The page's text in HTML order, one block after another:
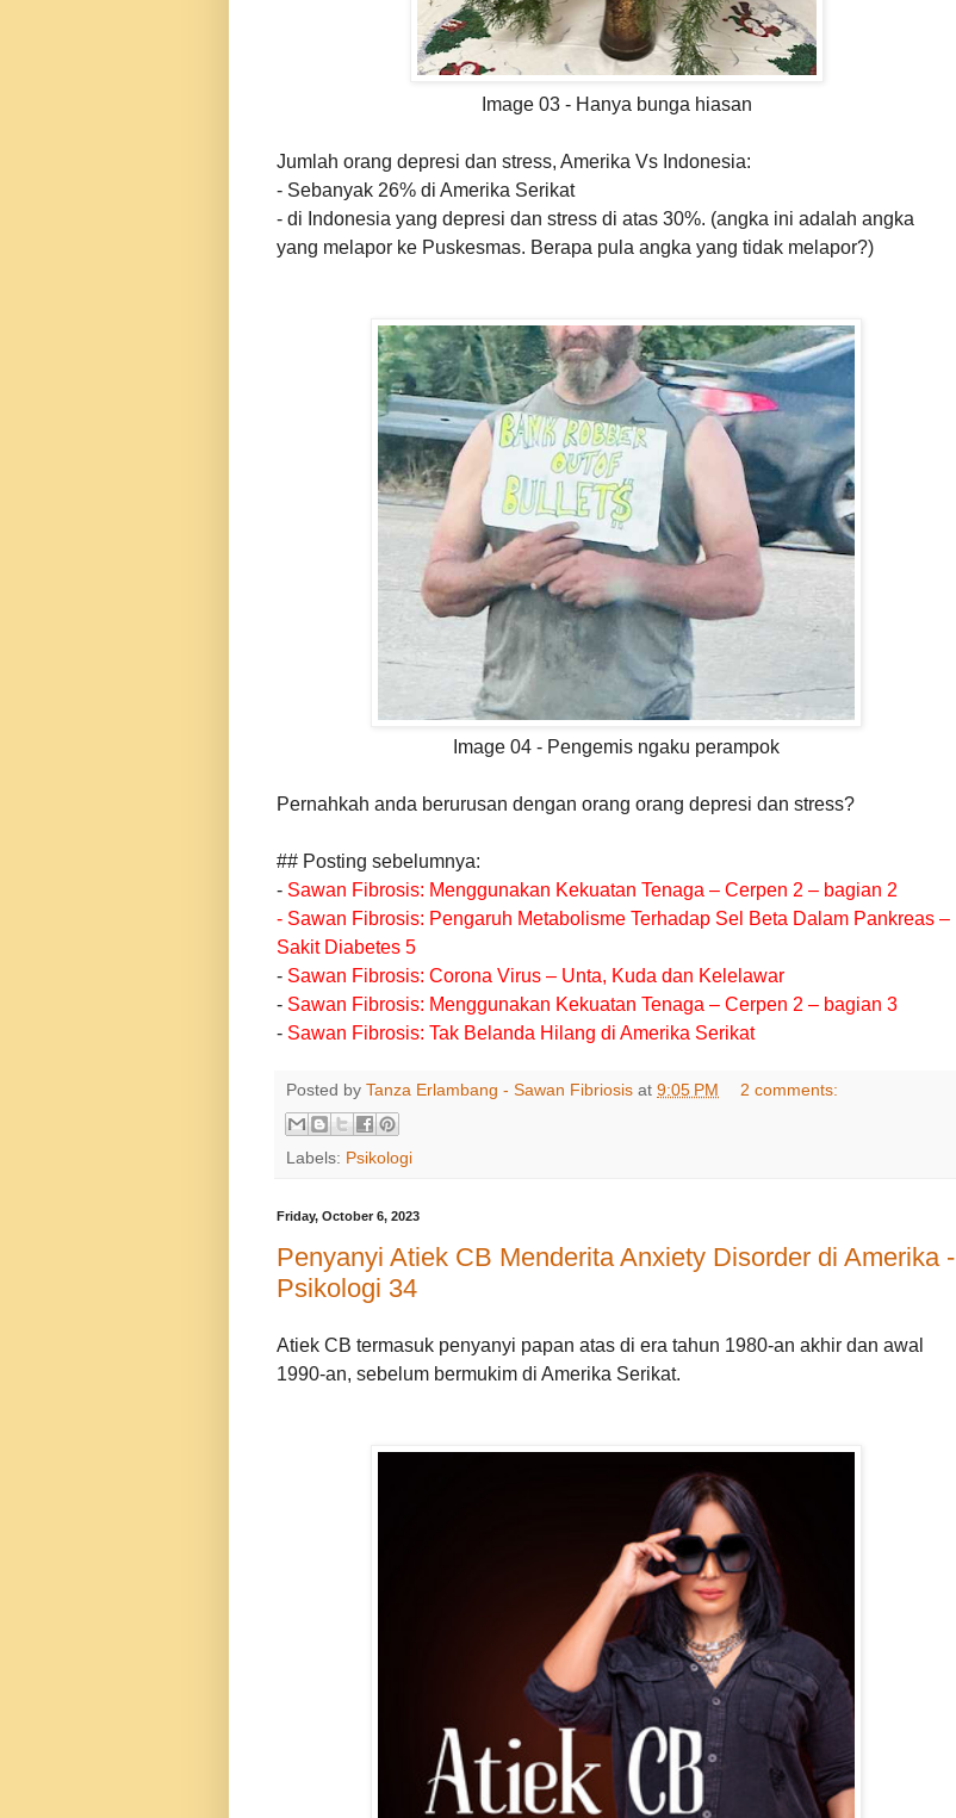
Image 03 - Hanya bunga hiasan
Jumlah orang depresi dan stress, Amerika Vs Indonesia:
- Sebanyak 26% di Amerika Serikat
- di Indonesia yang depresi dan stress di atas 30%. (angka ini adalah angka
yang melapor ke Puskesmas. Berapa pula angka yang tidak melapor?)
Image 04 - Pengemis ngaku perampok
Pernahkah anda berurusan dengan orang orang depresi dan stress?
## Posting sebelumnya:
- Sawan Fibrosis: Menggunakan Kekuatan Tenaga – Cerpen 2 – bagian 2
- Sawan Fibrosis: Pengaruh Metabolisme Terhadap Sel Beta Dalam Pankreas –
Sakit Diabetes 5
- Sawan Fibrosis: Corona Virus – Unta, Kuda dan Kelelawar
- Sawan Fibrosis: Menggunakan Kekuatan Tenaga – Cerpen 2 – bagian 3
- Sawan Fibrosis: Tak Belanda Hilang di Amerika Serikat
Posted by Tanza Erlambang - Sawan Fibriosis at 9:05 PM 2 comments:
Labels: Psikologi
Friday, October 6, 2023
Penyanyi Atiek CB Menderita Anxiety Disorder di Amerika -
Psikologi 34
Atiek CB termasuk penyanyi papan atas di era tahun 1980-an akhir dan awal
1990-an, sebelum bermukim di Amerika Serikat.